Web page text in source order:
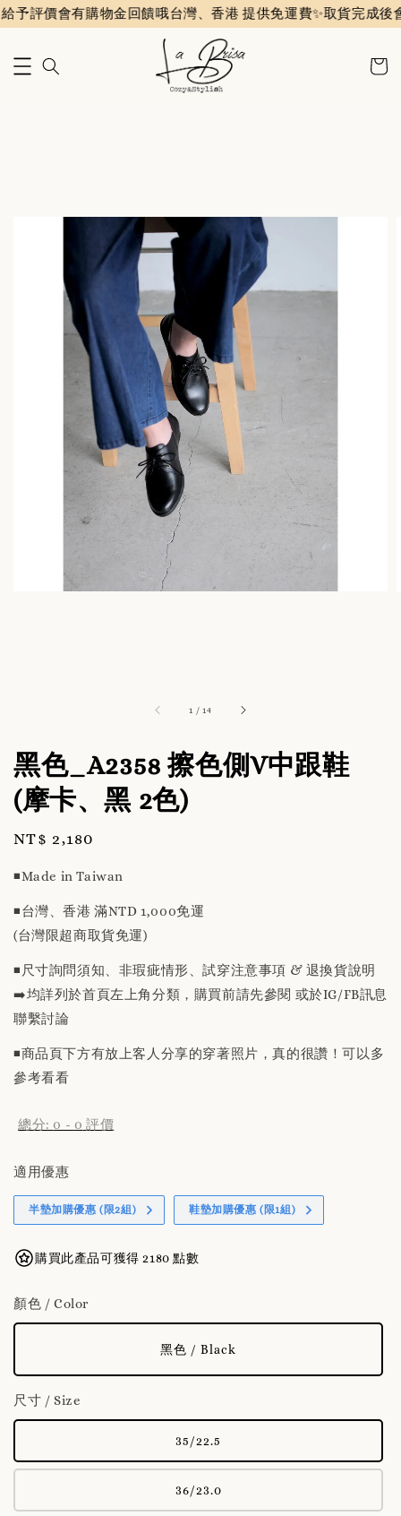
會有購物金回饋哦台灣、香港 提供免運費✨️取貨完成後會收
1 /14
黑色_A2358 擦色側V中跟鞋
(摩卡、黑 2色)
Regular
NT$ 2,180
◾️Made in Taiwan
◾️台灣、香港 滿NTD 1,000免運
(台灣限超商取貨免運)
◾️尺寸詢問須知、非瑕疵情形、試穿注意事項 & 退換貨說明
➡️均詳列於首頁左上角分類，購買前請先參閱 或於IG/FB訊息
聯繫討論
◾️商品頁下方有放上客人分享的穿著照片，真的很讚！可以多
參考看看
總分: 0 - 0 評價
適用優惠
半墊加購優惠 (限2組) 鞋墊加購優惠 (限1組)
購買此產品可獲得 2180 點數
顏色 / Color
黑色 / Black
尺寸 / Size
35/22.5
36/23.0